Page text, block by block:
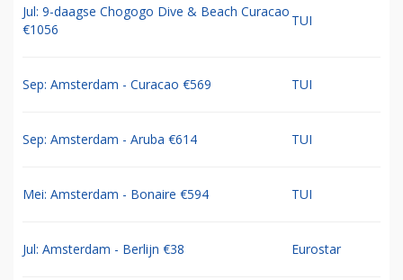
Jul: 9-daagse Chogogo Dive & Beach Curacao
€1056
TUI
Sep: Amsterdam - Curacao €569 TUI
Sep: Amsterdam - Aruba €614 TUI
Mei: Amsterdam - Bonaire €594 TUI
Jul: Amsterdam - Berlijn €38 Eurostar